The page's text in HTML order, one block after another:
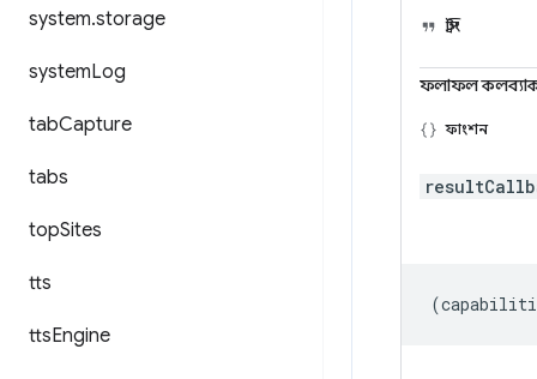
system.storage
systemLog
tabCapture
tabs
topSites
tts
ttsEngine
স্ট্রিং
ফলাফল
ফাংশন
(